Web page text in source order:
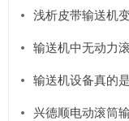
浅析皮带输送机
输送机中无动力
输送机设备真的
兴德顺电动滚筒